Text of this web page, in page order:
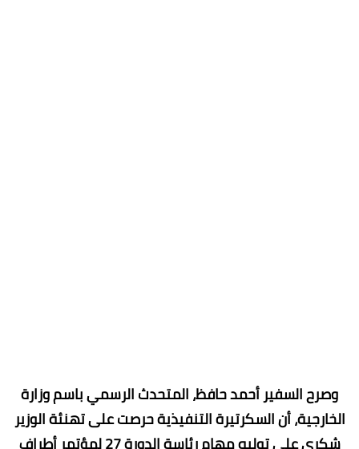
وصرح السفير أحمد حافظ، المتحدث الرسمي باسم وزارة
الخارجية، أن السكرتيرة التنفيذية حرصت على تهنئة الوزير
شكري على توليه مهام رئاسة الدورة 27 لمؤتمر أطراف